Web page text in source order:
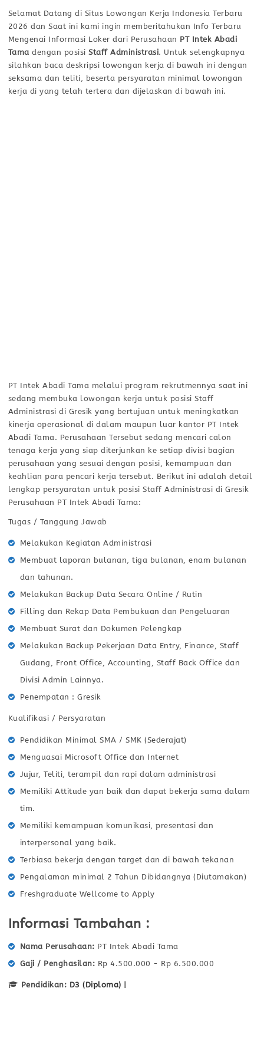
Selamat Datang di Situs Lowongan Kerja Indonesia Terbaru
2026 dan Saat ini kami ingin memberitahukan Info Terbaru
Mengenai Informasi Loker dari Perusahaan PT Intek Abadi
Tama dengan posisiStaff Administrasi. Untuk selengkapnya
silahkan baca deskripsi lowongan kerja di bawah ini dengan
seksama dan teliti, beserta persyaratan minimal lowongan
kerja di yang telah tertera dan dijelaskan di bawah ini.
PT Intek Abadi Tama melalui program rekrutmennya saat ini
sedang membuka lowongan kerja untuk posisi Staff
Administrasi di Gresik yang bertujuan untuk meningkatkan
kinerja operasional di dalam maupun luar kantor PT Intek
Abadi Tama. Perusahaan Tersebut sedang mencari calon
tenaga kerja yang siap diterjunkan ke setiap divisi bagian
perusahaan yang sesuai dengan posisi, kemampuan dan
keahlian para pencari kerja tersebut. Berikut ini adalah detail
lengkap persyaratan untuk posisi Staff Administrasi di Gresik
Perusahaan PT Intek Abadi Tama:
Tugas / Tanggung Jawab
Melakukan Kegiatan Administrasi
Membuat laporan bulanan, tiga bulanan, enam bulanan
dan tahunan.
Melakukan Backup Data Secara Online / Rutin
Filling dan Rekap Data Pembukuan dan Pengeluaran
Membuat Surat dan Dokumen Pelengkap
Melakukan Backup Pekerjaan Data Entry, Finance, Staff
Gudang, Front Office, Accounting, Staff Back Office dan
Divisi Admin Lainnya.
Penempatan : Gresik
Kualifikasi / Persyaratan
Pendidikan Minimal SMA / SMK (Sederajat)
Menguasai Microsoft Office dan Internet
Jujur, Teliti, terampil dan rapi dalam administrasi
Memiliki Attitude yan baik dan dapat bekerja sama dalam
tim.
Memiliki kemampuan komunikasi, presentasi dan
interpersonal yang baik.
Terbiasa bekerja dengan target dan di bawah tekanan
Pengalaman minimal 2 Tahun Dibidangnya (Diutamakan)
Freshgraduate Wellcome to Apply
Informasi Tambahan :
Nama Perusahaan
PT Intek Abadi Tama
Gaji / Penghasilan
Rp 4.500.000 - Rp 6.500.000
Pendidikan: D3 (Diploma) |